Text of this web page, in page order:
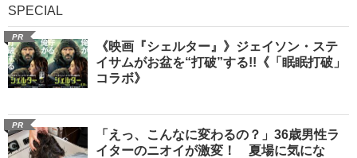
SPECIAL
PR
《映画『シェルター』》ジェイソン・ステ
イサムがお盆を“打破”する!!《「眠眠打破」
コラボ》
PR
「えっ、こんなに変わるの？」36歳男性ラ
イターのニオイが激変！ 夏場に気にな